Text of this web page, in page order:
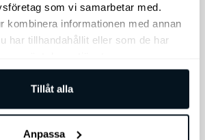
som vi samarbetar med.
kombinera informationen med annan
har tillhandahållit eller som de har
Tillåt alla
Anpassa
krPrisintervall:
3.495 kr
till
42.900kr–44.900
Välj alternativ